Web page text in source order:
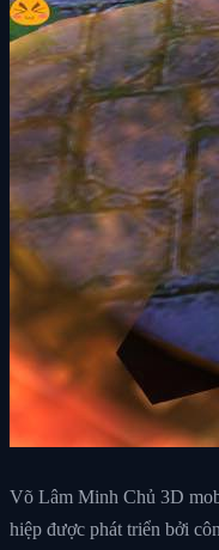
Võ Lâm Minh Chủ 3D
hiệp được phát triển bởi